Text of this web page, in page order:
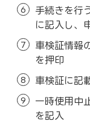
手続きを行
に記入し、
車検証情報
を押印
車検証に記
一時使用中
を記入